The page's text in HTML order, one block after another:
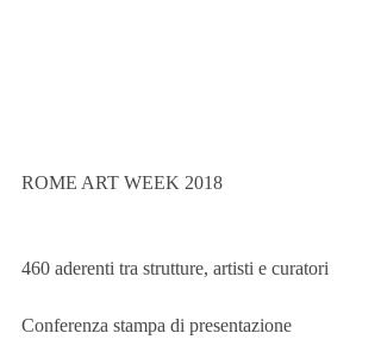
ROME ART WEEK 2018
460 aderenti tra strutture, artisti e curatori
Conferenza stampa di presentazione